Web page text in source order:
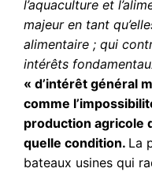
l’aquaculture et
majeur en tant
alimentaire ; qui
intérêts
« d’intérêt général
comme
production agricole
quelle condition. La
bateaux usines qui